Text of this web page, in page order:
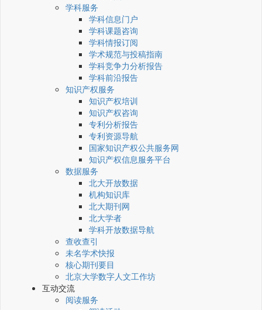
学科服务
学科信息门户
学科课题咨询
学科情报订阅
学术规范与投稿指南
学科竞争力分析报告
学科前沿报告
知识产权服务
知识产权培训
知识产权咨询
专利分析报告
专利资源导航
国家知识产权公共服务网
知识产权信息服务平台
数据服务
北大开放数据
机构知识库
北大期刊网
北大学者
学科开放数据导航
查收查引
未名学术快报
核心期刊要目
北京大学数字人文工作坊
互动交流
阅读服务